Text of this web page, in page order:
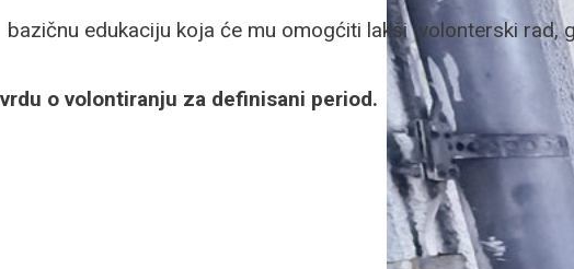
bazičnu edukaciju koja će mu omogćiti lakši volonterski rad,
o volontiranju za definisani period.